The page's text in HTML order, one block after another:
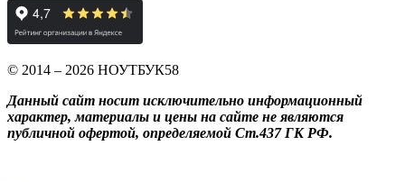
© 2014 – 2026 НОУТБУК58
Данный сайт носит исключительно информационный
характер, материалы и цены на сайте не являются
публичной офертой, определяемой Ст.437 ГК РФ.